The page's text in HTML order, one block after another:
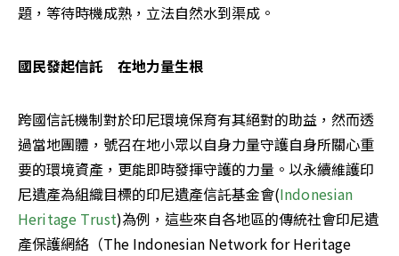
題，等待時機成熟，立法自然水到渠成。
國民發起信託　在地力量生根
跨國信託機制對於印尼環境保育有其絕對的助益，然而透
過當地團體，號召在地小眾以自身力量守護自身所關心重
要的環境資產，更能即時發揮守護的力量。以永續維護印
尼遺產為組織目標的印尼遺產信託基金會(Indonesian
Heritage Trust)為例，這些來自各地區的傳統社會印尼遺
產保護網絡（The Indonesian Network for Heritage